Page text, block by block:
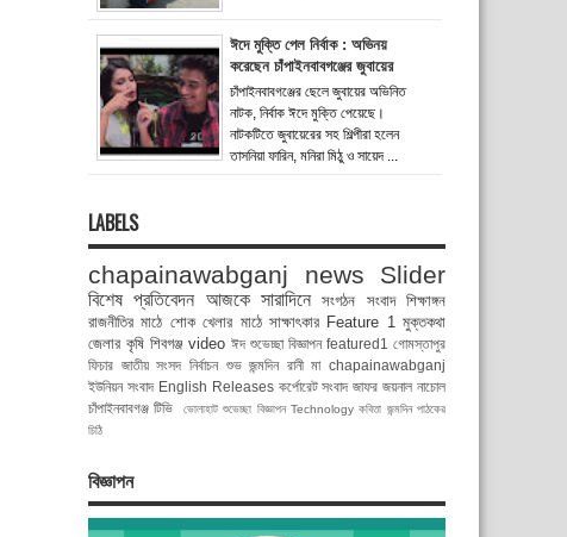
ঈদে মুক্তি পেল নির্বাক : অভিনয়
করেছেন চাঁপাইনবাবগঞ্জের জুবায়ের
চাঁপাইনবাবগঞ্জের ছেলে জুবায়ের অভিনিত
নাটক, নির্বাক ঈদে মুক্তি পেয়েছে।
নাটকটিতে জুবায়েরের সহ শিল্পীরা হলেন
তাসনিয়া ফারিন, মনিরা মিঠু ও সায়েদ ...
LABELS
chapainawabganj news Slider
বিশেষ প্রতিবেদন আজকে সারাদিনে সংগঠন সংবাদ
শিক্ষাঙ্গন
রাজনীতির মাঠে শোক খেলার মাঠে সাক্ষাৎকার Feature 1 মুক্তকথা
জেলার কৃষি শিবগঞ্জ video ঈদ শুভেচ্ছা বিজ্ঞাপন featured1 গোমস্তাপুর
ফিচার জাতীয় সংসদ নির্বাচন শুভ জন্মদিন রানী মা chapainawabganj
ইউনিয়ন সংবাদ English Releases কর্পোরেট সংবাদ জাফর জয়নাল নাচোল
চাঁপাইনবাবগঞ্জ টিভি
ভোলাহাট শুভেচ্ছা বিজ্ঞাপন Technology কবিতা জন্মদিন পাঠকের
চিঠি
বিজ্ঞাপন